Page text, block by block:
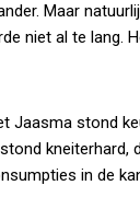
Maar
niet al te
Jaasma stond
kneiterhard,
in de